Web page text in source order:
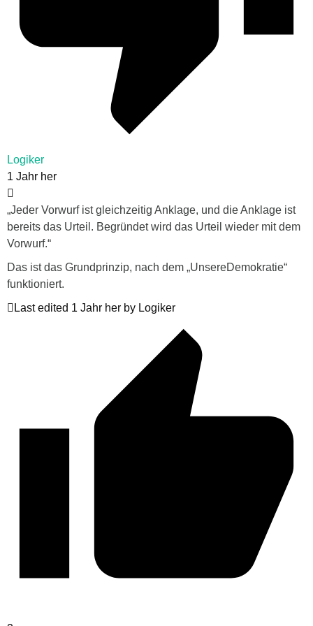
Logiker
1 Jahr her
„Jeder Vorwurf ist gleichzeitig Anklage, und die Anklage ist
bereits das Urteil. Begründet wird das Urteil wieder mit dem
Vorwurf.“
Das ist das Grundprinzip, nach dem „UnsereDemokratie“
funktioniert.
Last edited 1 Jahr her by Logiker